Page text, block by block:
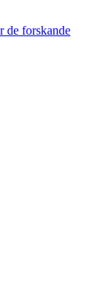
de forskande